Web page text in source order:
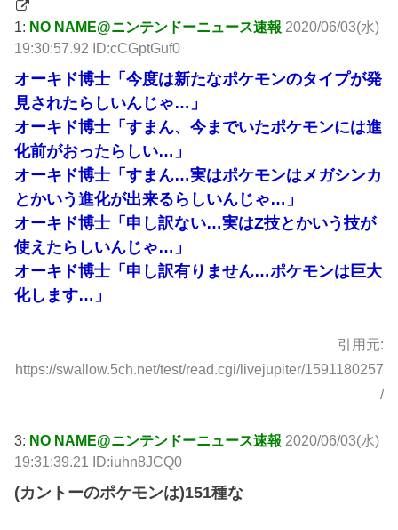
1: NO NAME@ニンテンドーニュース速報 2020/06/03(水)
19:30:57.92 ID:cCGptGuf0
オーキド博士「今度は新たなポケモンのタイプが発
見されたらしいんじゃ…」
オーキド博士「すまん、今までいたポケモンには進
化前がおったらしい…」
オーキド博士「すまん…実はポケモンはメガシンカ
とかいう進化が出来るらしいんじゃ…」
オーキド博士「申し訳ない…実はZ技とかいう技が
使えたらしいんじゃ…」
オーキド博士「申し訳有りません…ポケモンは巨大
化します…」
引用元:
https://swallow.5ch.net/test/read.cgi/livejupiter/1591180257
/
3: NO NAME@ニンテンドーニュース速報 2020/06/03(水)
19:31:39.21 ID:iuhn8JCQ0
(カントーのポケモンは)151種な